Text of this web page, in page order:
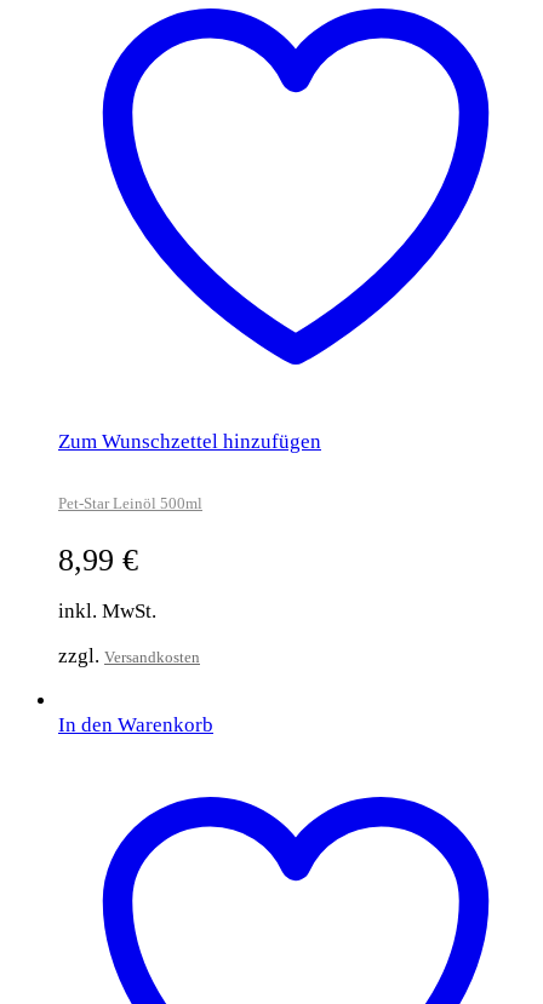
Zum Wunschzettel hinzufügen
Pet-Star Leinöl 500ml
8,99 €
inkl. MwSt.
zzgl. Versandkosten
In den Warenkorb